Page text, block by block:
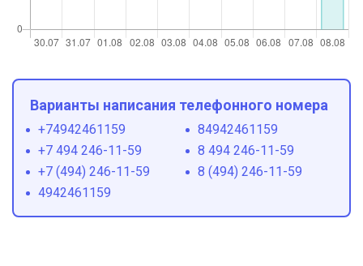
Варианты написания телефонного номера
+74942461159
84942461159
+7 494 246-11-59
8 494 246-11-59
+7 (494) 246-11-59
8 (494) 246-11-59
4942461159